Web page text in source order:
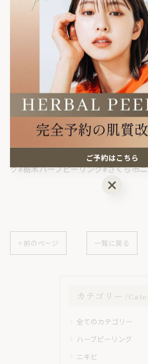
🏠サロン情報
栃木県塩谷郡高根沢町
光陽台5丁目1-12グラフハイツA202
⏰平日9:00〜18:00（最終受付）
土日•祝8:00〜18:00（最終受付）
⚠️完全予約制
#宇都宮ニキビ#高根沢ニキビ#さくら
グ#栃木ハーブピーリング#さくら市
< 前のページ 一覧に戻る
カテゴリー
全てのカテゴリー
ハーブピーリング
ニキビ
ご予約はこちら
ご予約はこちら